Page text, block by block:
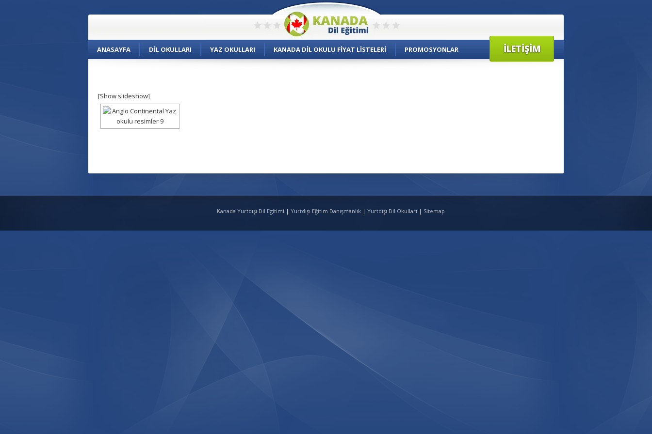
ANASAYFA DIL OKULLARI YAZ OKULLARI KANADA DIL OKULU FIYAT LISTELERI PROMOSYONLAR İLETIŞIM
[Show slideshow]
Kanada Yurtdışı Dil Egitimi | Yurtdışı Eğitim Danışmanlık | Yurtdışı Dil Okulları | Sitemap